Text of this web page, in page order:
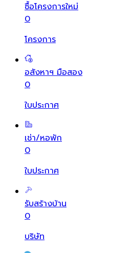
ซื้อโครงการใหม่
0
โครงการ
อสังหาฯ มือสอง
0
ใบประกาศ
เช่า/หอพัก
0
ใบประกาศ
รับสร้างบ้าน
0
บริษัท